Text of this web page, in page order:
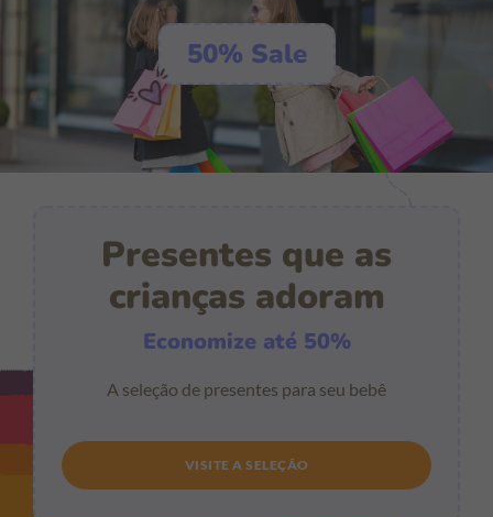
50% Sale
Presentes que as
crianças adoram
Economize até 50%
A seleção de presentes para seu bebê
VISITE A SELEÇÃO